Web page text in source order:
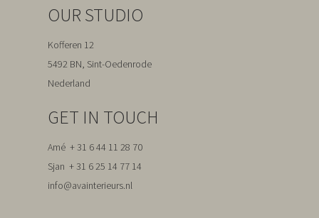
OUR STUDIO
Kofferen 12
5492 BN, Sint-Oedenrode
Nederland
GET IN TOUCH
Amé + 31 6 44 11 28 70
Sjan + 31 6 25 14 77 14
info@avainterieurs.nl